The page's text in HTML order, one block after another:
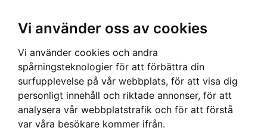
Vi använder oss av cookies
Vi använder cookies och andra
spårningsteknologier för att förbättra din
surfupplevelse på vår webbplats, för att visa dig
personligt innehåll och riktade annonser, för att
analysera vår webbplatstrafik och för att förstå
var våra besökare kommer ifrån.
Hem› HERR›T-SHIRT › HOTROD HELLCAT T-SHIRT - GENUINE